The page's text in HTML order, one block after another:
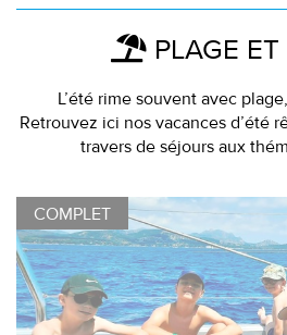
PLAGE
L’été rime souvent avec
Retrouvez ici nos vacances d’été
travers de séjours aux
COMPLET